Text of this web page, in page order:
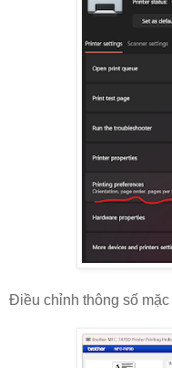
Điều chỉnh thông số